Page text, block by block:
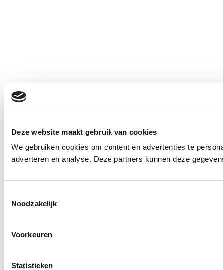
Deze website maakt gebruik van cookies
We gebruiken cookies om content en advertenties te
adverteren en analyse. Deze partners kunnen deze
Noodzakelijk
Voorkeuren
Statistieken